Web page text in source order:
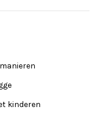
kinderen